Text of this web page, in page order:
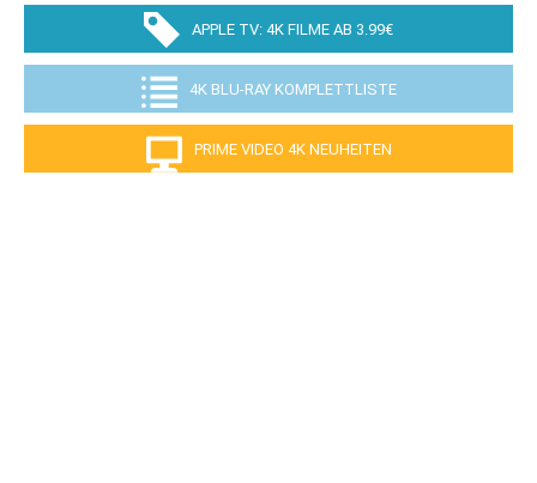
APPLE TV: 4K FILME AB 3.99€
4K BLU-RAY KOMPLETTLISTE
PRIME VIDEO 4K NEUHEITEN